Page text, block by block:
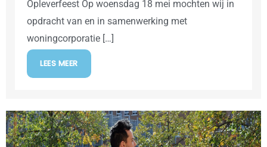
Opleverfeest Op woensdag 18 mei mochten wij in
opdracht van en in samenwerking met
woningcorporatie […]
LEES MEER